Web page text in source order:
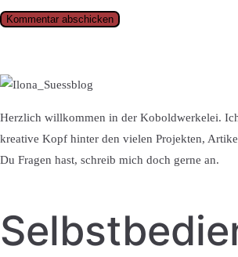
Herzlich willkommen in der Koboldwerkelei.
kreative Kopf hinter den vielen Projekten,
Du Fragen hast, schreib mich doch gerne an.